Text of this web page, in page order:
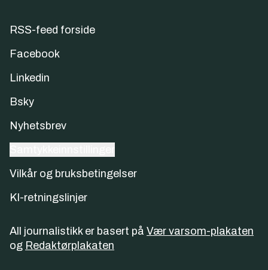
RSS-feed forside
Facebook
Linkedin
Bsky
Nyhetsbrev
Vilkår og bruksbetingelser
KI-retningslinjer
All journalistikk er basert på Vær varsom-plakaten
og Redaktørplakaten